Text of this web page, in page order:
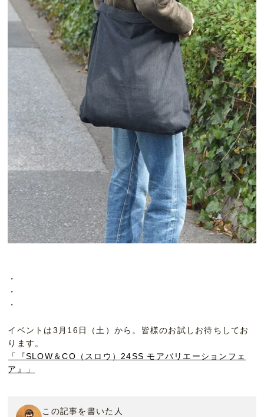
・
・
・
イベントは3月16日（土）から。皆様のお試しお待ちしてお
ります。
「『SLOW＆CO（スロウ）24SS モアバリエーションフェ
ア』」
この記事を書いた人